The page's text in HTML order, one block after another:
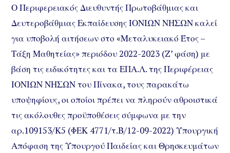
Ο Περιφερειακός Διευθυντής Πρωτοβάθμιας και
Δευτεροβάθμιας Εκπαίδευσης ΙΟΝΙΩΝ ΝΗΣΩΝ καλεί
για υποβολή αιτήσεων στο «Μεταλυκειακό Έτος –
Τάξη Μαθητείας» περιόδου 2022-2023 (Z’ φάση) με
βάση τις ειδικότητες και τα ΕΠΑ.Λ. της Περιφέρειας
ΙΟΝΙΩΝ ΝΗΣΩΝ του Πίνακα, τους παρακάτω
υποψηφίους, οι οποίοι πρέπει να πληρούν αθροιστικά
τις ακόλουθες προϋποθέσεις σύμφωνα με την
αρ.109153/Κ5 (ΦΕΚ 4771/τ.Β/12-09-2022) Υπουργική
Απόφαση της Υπουργού Παιδείας και Θρησκευμάτων